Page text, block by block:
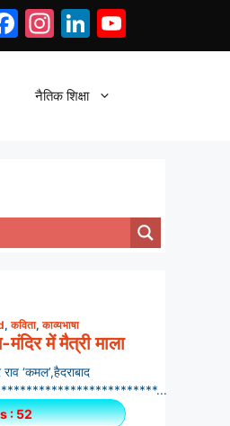
Facebook
Instagram
LinkedIn
नैतिक शिक्षा